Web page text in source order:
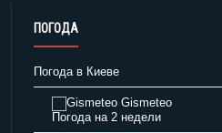
ПОГОДА
Погода в Киеве
Gismeteo
Погода на 2 недели